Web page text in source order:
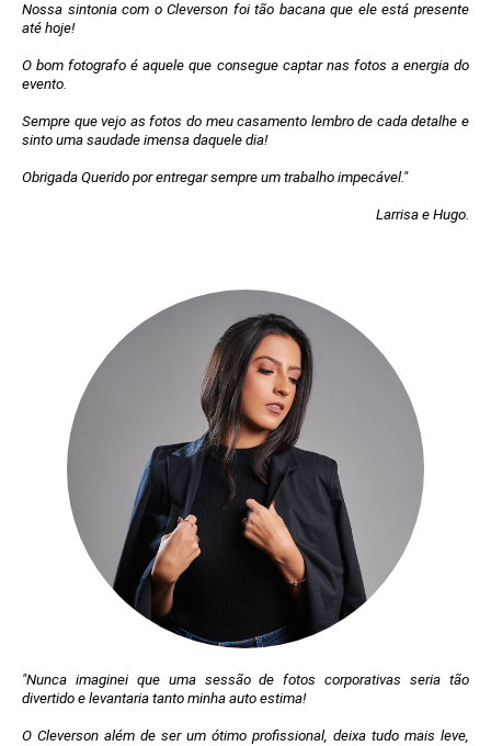
Nossa sintonia com o Cleverson foi tão bacana que ele está presente
até hoje!
O bom fotografo é aquele que consegue captar nas fotos a energia do
evento.
Sempre que vejo as fotos do meu casamento lembro de cada detalhe e
sinto uma saudade imensa daquele dia!
Obrigada Querido por entregar sempre um trabalho impecável."
Larrisa e Hugo.
"Nunca imaginei que uma sessão de fotos corporativas seria tão
divertido e levantaria tanto minha auto estima!
O Cleverson além de ser um ótimo profissional, deixa tudo mais leve,